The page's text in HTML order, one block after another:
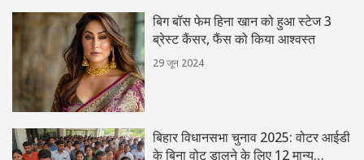
बिग बॉस फेम हिना खान को हुआ स्टेज 3
ब्रेस्ट कैंसर, फैंस को किया आश्वस्त
29 जून 2024
बिहार विधानसभा चुनाव 2025: वोटर आईडी
के बिना वोट डालने के लिए 12 मान्य